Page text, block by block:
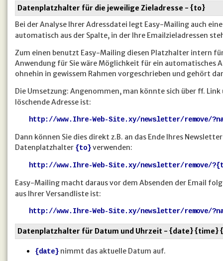
Datenplatzhalter für die jeweilige Zieladresse - {to}
Bei der Analyse Ihrer Adressdatei legt Easy-Mailing auch
automatisch aus der Spalte, in der Ihre Emailzieladressen
Zum einen benutzt Easy-Mailing diesen Platzhalter intern
Anwendung für Sie wäre Möglichkeit für ein
ohnehin in gewissem Rahmen vorgeschrieben und gehört
Die Umsetzung: Angenommen, man könnte sich über ff.
löschende Adresse ist:
http://www.Ihre-Web-Site.xy/newsletter/remove/
Dann können Sie dies direkt z.B. an das Ende Ihres
Datenplatzhalter {to}verwenden:
http://www.Ihre-Web-Site.xy/newsletter/remove/
Easy-Mailing macht daraus vor dem Absenden der Email
aus Ihrer Versandliste ist:
http://www.Ihre-Web-Site.xy/newsletter/remove/
Datenplatzhalter für Datum und Uhrzeit - {date} {time}
{date} nimmt das aktuelle Datum auf.